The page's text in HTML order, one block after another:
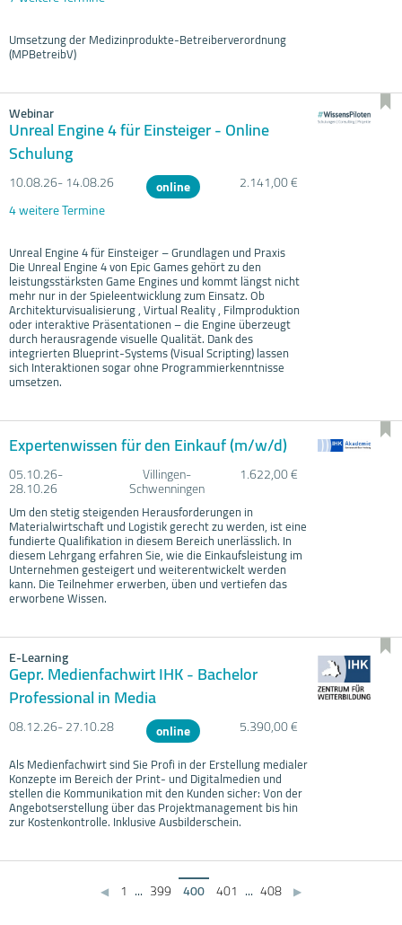
Umsetzung der Medizinprodukte-Betreiberverordnung
(MPBetreibV)
Webinar
Unreal Engine 4 für Einsteiger - Online
Schulung
10.08.26- 14.08.26 online
2.141,00 €
4 weitere Termine
Unreal Engine 4 für Einsteiger – Grundlagen und Praxis
Die Unreal Engine 4 von Epic Games gehört zu den
leistungsstärksten Game Engines und kommt längst nicht
mehr nur in der Spieleentwicklung zum Einsatz. Ob
Architekturvisualisierung , Virtual Reality , Filmproduktion
oder interaktive Präsentationen – die Engine überzeugt
durch herausragende visuelle Qualität. Dank des
integrierten Blueprint-Systems (Visual Scripting) lassen
sich Interaktionen sogar ohne Programmierkenntnisse
umsetzen.
Expertenwissen für den Einkauf (m/w/d)
05.10.26-
28.10.26
Villingen-
Schwenningen
1.622,00 €
Um den stetig steigenden Herausforderungen in
Materialwirtschaft und Logistik gerecht zu werden, ist eine
fundierte Qualifikation in diesem Bereich unerlässlich. In
diesem Lehrgang erfahren Sie, wie die Einkaufsleistung im
Unternehmen gesteigert und weiterentwickelt werden
kann. Die Teilnehmer erwerben, üben und vertiefen das
erworbene Wissen.
E-Learning
Gepr. Medienfachwirt IHK - Bachelor
Professional in Media
08.12.26- 27.10.28 online 5.390,00 €
Als Medienfachwirt sind Sie Profi in der Erstellung medialer
Konzepte im Bereich der Print- und Digitalmedien und
stellen die Kommunikation mit den Kunden sicher: Von der
Angebotserstellung über das Projektmanagement bis hin
zur Kostenkontrolle. Inklusive Ausbilderschein.
◀ 1 ... 399 400 401 ... 408 ▶